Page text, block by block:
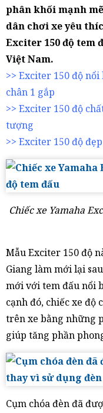
phân khối mạnh
dân chơi xe yêu
Exciter 150 độ tem
Việt Nam.
>> Exciter 150 độ
chân 1 gắp
>> Exciter 150 độ
tượng
>> Exciter 150 độ
Chiếc xe Yamaha
Mẫu Exciter 150 độ
Giang làm mới lại
mới với tem đấu nổi
cạnh đó, chiếc xe
trên xe bằng những
giúp tăng phần
Cụm chóa đèn đã